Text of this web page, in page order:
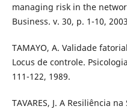
managing risk in the
Business. v. 30, p. 1-10,
TAMAYO, A. Validade
Locus de controle.
111-122, 1989.
TAVARES, J. A Resiliência